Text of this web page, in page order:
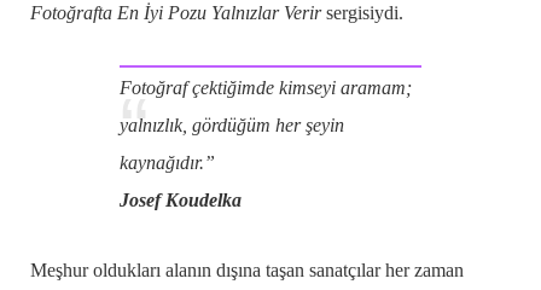
Fotoğrafta En İyi Pozu Yalnızlar Verirsergisiydi.
Fotoğraf çektiğimde kimseyi aramam;
yalnızlık, gördüğüm her şeyin
kaynağıdır.”
Josef Koudelka
Meşhur oldukları alanın dışına taşan sanatçılar her zaman